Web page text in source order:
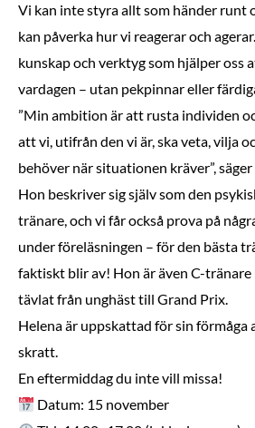
Vi kan inte styra allt som händer runt
kan påverka hur vi reagerar och
kunskap och verktyg som hjälper oss
vardagen – utan pekpinnar eller
”Min ambition är att rusta individen
att vi, utifrån den vi är, ska veta, vilja
behöver när situationen kräver”,
Hon beskriver sig själv som den
tränare, och vi får också prova på
under föreläsningen – för den bästa
faktiskt blir av! Hon är även C-tränare
tävlat från unghäst till Grand Prix.
Helena är uppskattad för sin förmåga
skratt.
En eftermiddag du inte vill missa!
Datum: 15 november